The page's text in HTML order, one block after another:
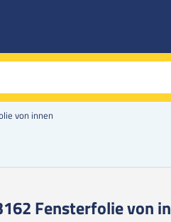
von innen
Fensterfolie von